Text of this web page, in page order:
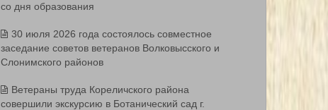
со дня образования
30 июля 2026 года состоялось совместное
заседание советов ветеранов Волковысского и
Слонимского районов
Ветераны труда Кореличского района
совершили экскурсию в Ботанический сад г.